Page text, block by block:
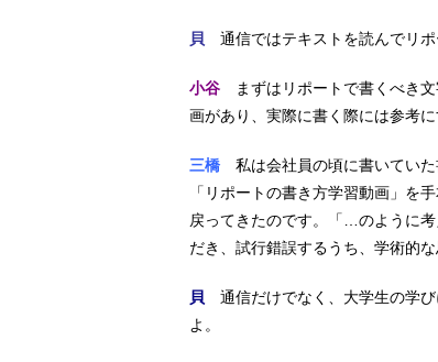
貝 通信ではテキストを読んでリポ
小谷 まずはリポートで書くべき
画があり、実際に書く際には参考に
三橋 私は会社員の頃に書いてい
「リポートの書き方学習動画」を
戻ってきたのです。「…のように
だき、試行錯誤するうち、学術的
貝 通信だけでなく、大学生の学
よ。